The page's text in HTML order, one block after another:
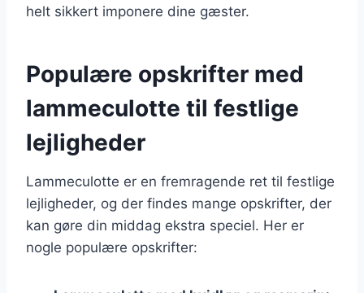
helt sikkert imponere dine gæster.
Populære opskrifter med
lammeculotte til festlige
lejligheder
Lammeculotte er en fremragende ret til festlige
lejligheder, og der findes mange opskrifter, der
kan gøre din middag ekstra speciel. Her er
nogle populære opskrifter: